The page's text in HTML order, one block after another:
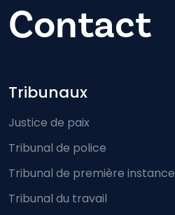
Contact
Footer-menu
Tribunaux
Justice de paix
Tribunal de police
Tribunal de première instance
Tribunal du travail